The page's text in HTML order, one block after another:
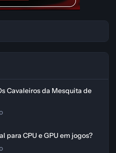
Cavaleiros da Mesquita de
para CPU e GPU em jogos?